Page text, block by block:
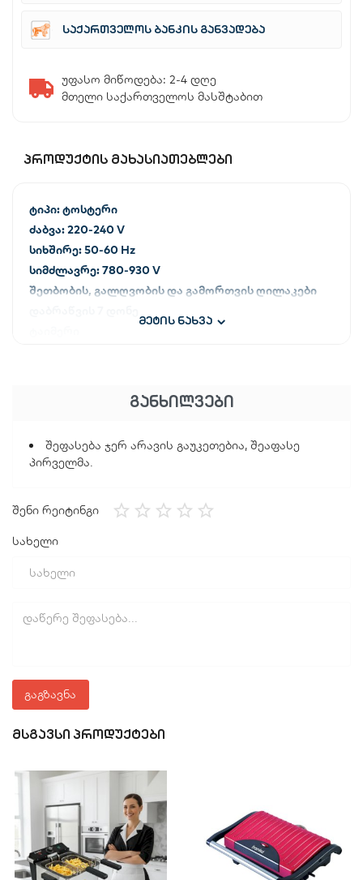
საქართველოს ბანკის განვადება
უფასო მიწოდება: 2-4 დღე
მთელი საქართველოს მასშტაბით
ᲞᲠᲝᲓᲣᲥᲢᲘᲡ ᲛᲐᲮᲐᲡᲘᲐᲗᲔᲑᲚᲔᲑᲘ
ტიპი: ტოსტერი
ძაბვა: 220-240 V
სიხშირე: 50-60 Hz
სიმძლავრე: 780-930 V
შეთბობის, გალღვობის და გამორთვის ღილაკები
მეტის ნახვა
ᲒᲐᲜᲮᲘᲚᲕᲔᲑᲘ
შეფასება ჯერ არავის გაუკეთებია, შეაფასე
პირველმა.
შენი რეიტინგი
სახელი
გაგზავნა
ᲛᲡᲒᲐᲕᲡᲘ ᲞᲠᲝᲓᲣᲥᲢᲔᲑᲘ